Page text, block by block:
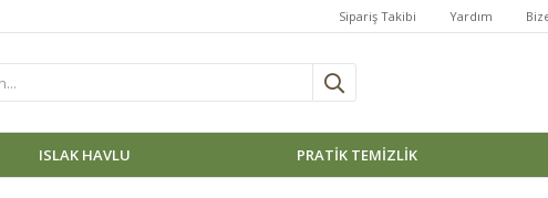
Sipariş Takibi Yardım
ISLAK HAVLU PRATİK TEMİZLİK